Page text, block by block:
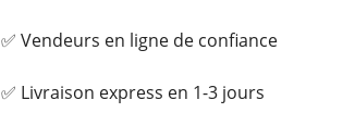
✅ Vendeurs en ligne de confiance
✅ Livraison express en 1-3 jours